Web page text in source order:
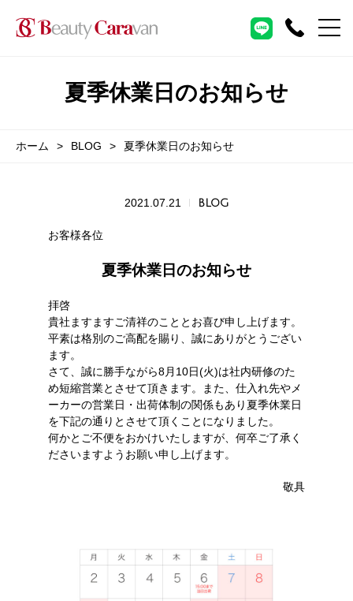
夏季休業日のお知らせ
ホーム BLOG 夏季休業日のお知らせ
2021.07.21 BLOG
お客様各位
夏季休業日のお知らせ
拝啓
貴社ますますご清祥のこととお喜び申し上げます。
平素は格別のご高配を賜り、誠にありがとうござい
ます。
さて、誠に勝手ながら8月10日(火)は社内研修のた
め短縮営業とさせて頂きます。また、仕入れ先やメ
ーカーの営業日・出荷体制の関係もあり夏季休業日
を下記の通りとさせて頂くことになりました。
何かとご不便をおかけいたしますが、何卒ご了承く
ださいますようお願い申し上げます。
敬具